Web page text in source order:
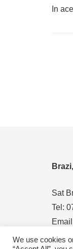
In
Sat
Tel:
We use cookies